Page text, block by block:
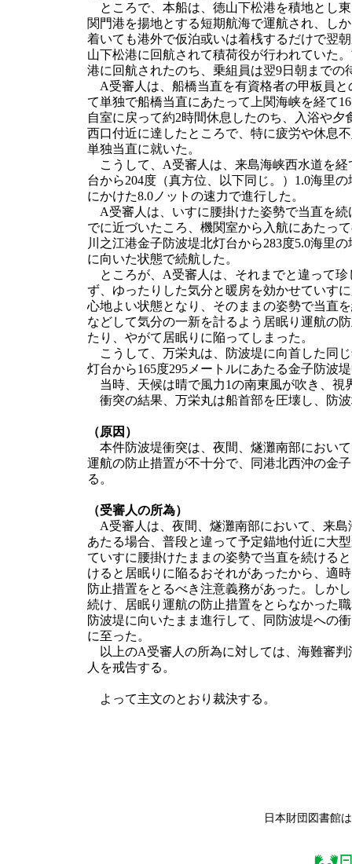
ところで、本船は、徳山下松港を積地とし
関門港を揚地とする短期航海で運航され、し
着いても港外で仮泊或いは着桟するだけで翌
山下松港に回航されて積荷役が行われていた
港に回航されたのち、乗組員は翌9日朝まで
A受審人は、船橋当直を有資格者の甲板員と
て単独で船橋当直にあたって上関海峡を経て
自室に戻って約2時間休息したのち、入浴や
西口付近に達したところで、特に疲労や休息
単独当直に就いた。
こうして、A受審人は、来島海峡西水道を経
台から204度（真方位、以下同じ。）1.0海里
にかけた8.0ノットの速力で進行した。
A受審人は、いすに腰掛けた姿勢で当直を続
でに近づいたころ、機関室から入航にあたっ
川之江港金子防波堤北灯台から283度5.0海里
に向いた状態で続航した。
ところが、A受審人は、それまでと違って珍
ず、ゆったりした気分と暖房を効かせていす
心地よい状態となり、そのままの姿勢で当直
などして気分の一新を計るよう居眠り運航の
たり、やがて居眠りに陥ってしまった。
こうして、万栄丸は、防波堤に向首した同
灯台から165度295メートルにあたる金子防波
当時、天候は晴で風力1の南東風が吹き、視
衝突の結果、万栄丸は船首部を圧壊し、防
（原因）
本件防波堤衝突は、夜間、燧灘南部におい
運航の防止措置が不十分で、同港北西沖の金
る。
（受審人の所為）
A受審人は、夜間、燧灘南部において、来島
あたる場合、普段と違って予定錨地付近に大
ていすに腰掛けたままの姿勢で当直を続ける
けると居眠りに陥るおそれがあったから、適
防止措置をとるべき注意義務があった。しか
続け、居眠り運航の防止措置をとらなかった
防波堤に向いたまま進行して、同防波堤への
に至った。
以上のA受審人の所為に対しては、海難審判
人を戒告する。
よって主文のとおり裁決する。
日本財団図書館